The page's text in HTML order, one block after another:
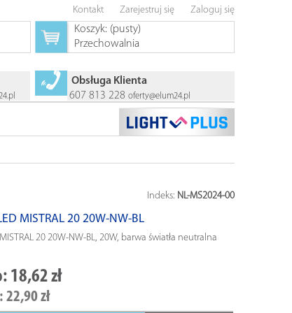
Kontakt Zarejestruj się Zaloguj się
Koszyk: (pusty)
Przechowalnia
Obsługa Klienta
607 813 228 oferty@elum24.pl
Indeks: NL-MS2024-00
MISTRAL 20 20W-NW-BL
20 20W-NW-BL, 20W, barwa światła neutralna
18,62 zł
22,90 zł